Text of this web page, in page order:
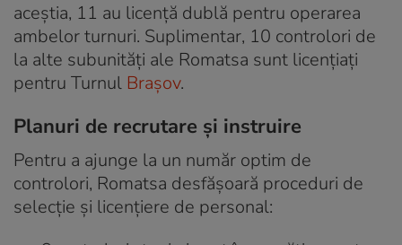
aceștia, 11 au licență dublă pentru operarea
ambelor turnuri. Suplimentar, 10 controlori de
la alte subunități ale Romatsa sunt licențiați
pentru Turnul Brașov.
Planuri de recrutare și instruire
Pentru a ajunge la un număr optim de
controlori, Romatsa desfășoară proceduri de
selecție și licențiere de personal: